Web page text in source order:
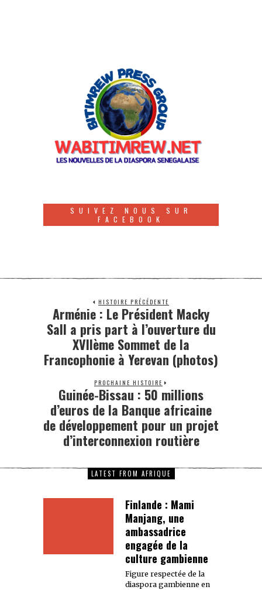
SUIVEZ NOUS SUR
FACEBOOK
HISTOIRE PRÉCÉDENTE
Arménie : Le Président Macky
Sall a pris part à l’ouverture du
XVIIème Sommet de la
Francophonie à Yerevan (photos)
PROCHAINE HISTOIRE
Guinée-Bissau : 50 millions
d’euros de la Banque africaine
de développement pour un projet
d’interconnexion routière
LATEST FROM AFRIQUE
Finlande : Mami
Manjang, une
ambassadrice
engagée de la
culture gambienne
Figure respectée de la
diaspora gambienne en